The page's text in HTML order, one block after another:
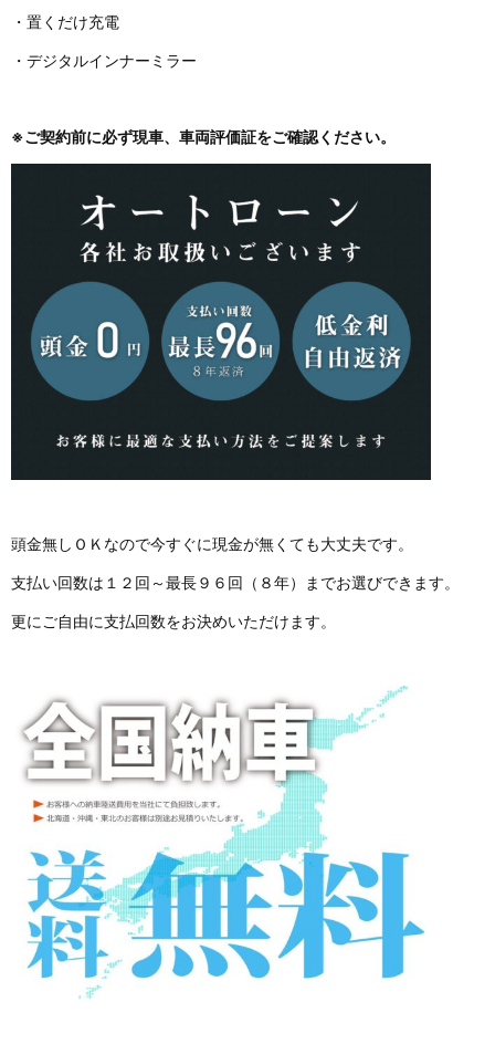
・置くだけ充電
・デジタルインナーミラー
※ご契約前に必ず現車、車両評価証をご確認ください。
頭金無しＯＫなので今すぐに現金が無くても大丈夫です。
支払い回数は１２回～最長９６回（８年）までお選びできます。
更にご自由に支払回数をお決めいただけます。